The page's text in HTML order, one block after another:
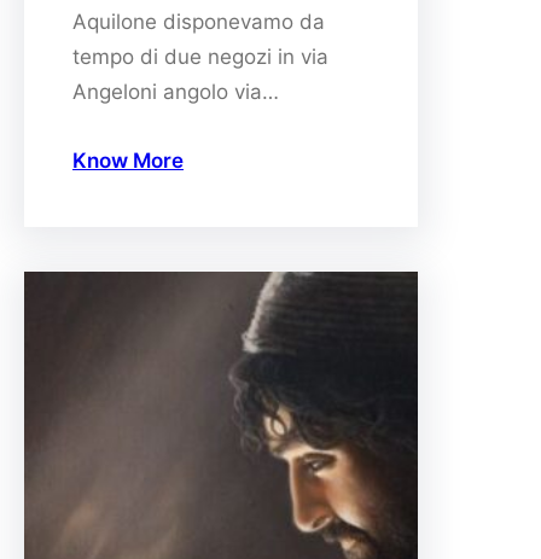
Aquilone disponevamo da
tempo di due negozi in via
Angeloni angolo via…
Know More